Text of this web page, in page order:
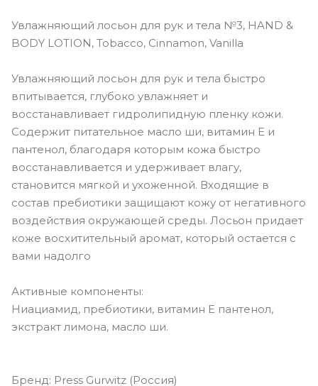
Увлажняющий лосьон для рук и тела №3, HAND &
BODY LOTION, Tobacco, Cinnamon, Vanilla
Увлажняющий лосьон для рук и тела быстро
впитывается, глубоко увлажняет и
восстанавливает гидролипидную пленку кожи.
Содержит питательное масло ши, витамин Е и
пантенол, благодаря которым кожа быстро
восстанавливается и удерживает влагу,
становится мягкой и ухоженной. Входящие в
состав пребиотики защищают кожу от негативного
воздействия окружающей среды. Лосьон придает
коже восхитительный аромат, который остается с
вами надолго
Активные компоненты:
Ниациамид, пребиотики, витамин Е пантенол,
экстракт лимона, масло ши.
Бренд: Press Gurwitz (Россия)